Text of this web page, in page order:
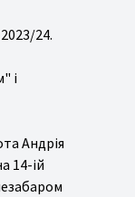
24.
і
Андрія
14-ій